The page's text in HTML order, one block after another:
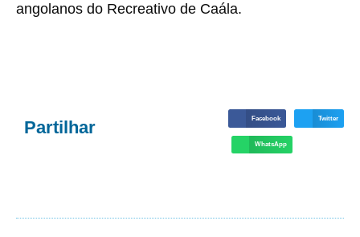
angolanos do Recreativo de Caála.
Partilhar Facebook Twitter
WhatsApp